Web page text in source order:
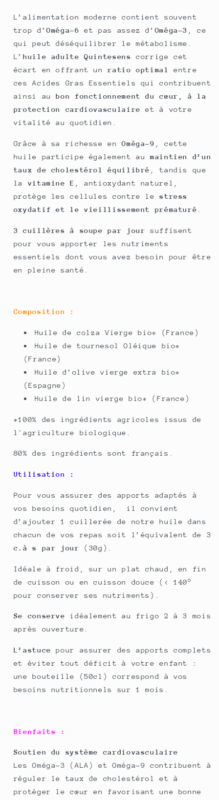
L’alimentation moderne contient souvent
trop d’Oméga-6 et pas assez d’Oméga-3
, ce
qui peut déséquilibrer le métabolisme.
L’huile adulte Quintesens
corrige cet
écart en offrant unratio optimal
entre
ces Acides Gras Essentiels qui contribuent
ainsi aubon fonctionnement du cœur, à la
protection cardiovasculaire
et à votre
vitalité au quotidien.
Grâce à sa richesse enOméga-9 , cette
huile participe également aumaintien d’un
taux de cholestérol équilibré
, tandis que
la vitamine E
, antioxydant naturel,
protège les cellules contre lestress
oxydatif et le vieillissement prématuré
3 cuillères à soupe par jour suffisent
pour vous apporter les nutriments
essentiels dont vous avez besoin pour être
en pleine santé.
Composition :
Huile de colza Vierge bio* (France)
Huile de tournesol Oléique bio*
(France)
Huile d’olive vierge extra bio*
(Espagne)
Huile de lin vierge bio* (France)
*100% des ingrédients agricoles issus de
l'agriculture biologique.
80% des ingrédients sont français.
Utilisation :
Pour vous assurer des apports adaptés à
vos besoins quotidien, il convient
d’ajouter 1 cuillerée de notre huile dans
chacun de vos repas soit l’équivalent de 3
c.à s par jour (30g).
Idéale à froid, sur un plat chaud, en fin
de cuisson ou en cuisson douce (< 140°
pour conserver ses nutriments).
Se conserve idéalement au frigo 2 à 3 mois
après ouverture.
L’astuce
pour assurer des apports complets
et éviter tout déficit à votre enfant :
une bouteille (50cl) correspond à vos
besoins nutritionnels sur 1 mois.
Bienfaits :
Soutien du système cardiovasculaire
Les Oméga-3 (ALA) et Oméga-9 contribuent à
réguler le taux de cholestérol et à
protéger le cœur en favorisant une bonne